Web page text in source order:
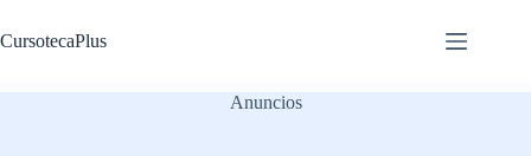
al
contenido
CursotecaPlus
Anuncios